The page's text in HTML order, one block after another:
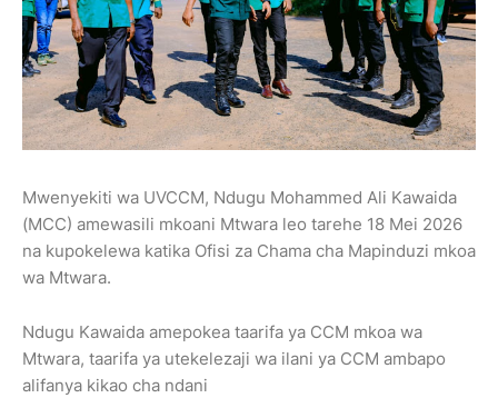
Mwenyekiti wa UVCCM, Ndugu Mohammed Ali Kawaida
(MCC) amewasili mkoani Mtwara leo tarehe 18 Mei 2026
na kupokelewa katika Ofisi za Chama cha Mapinduzi mkoa
wa Mtwara.
Ndugu Kawaida amepokea taarifa ya CCM mkoa wa
Mtwara, taarifa ya utekelezaji wa ilani ya CCM ambapo
alifanya kikao cha ndani